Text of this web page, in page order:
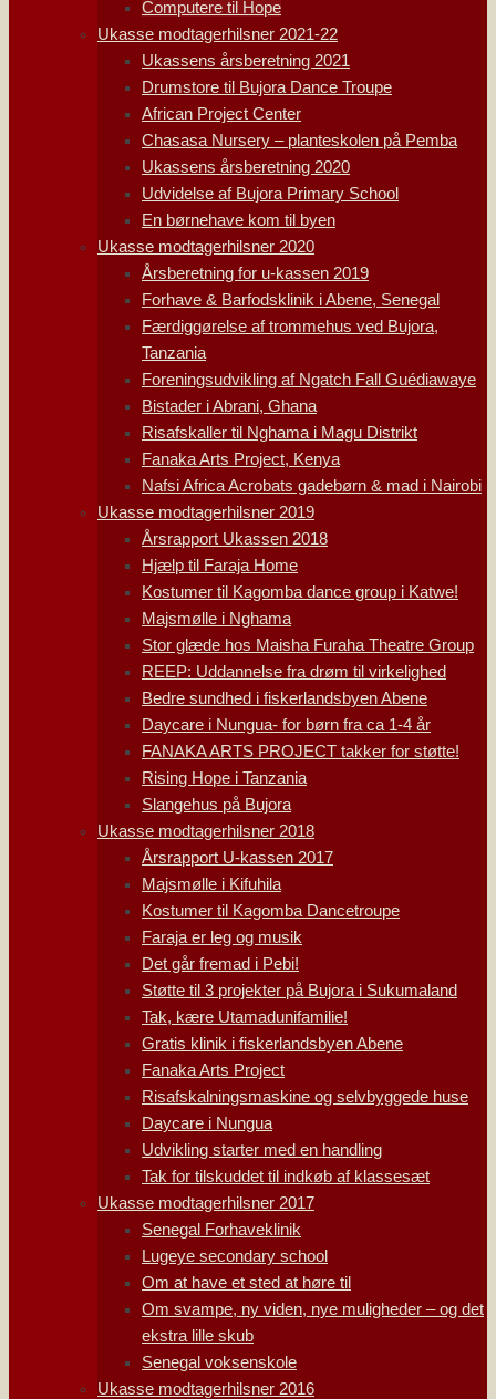
Computere til Hope
Ukasse modtagerhilsner 2021-22
Ukassens årsberetning 2021
Drumstore til Bujora Dance Troupe
African Project Center
Chasasa Nursery – planteskolen på Pemba
Ukassens årsberetning 2020
Udvidelse af Bujora Primary School
En børnehave kom til byen
Ukasse modtagerhilsner 2020
Årsberetning for u-kassen 2019
Forhave & Barfodsklinik i Abene, Senegal
Færdiggørelse af trommehus ved Bujora,
Tanzania
Foreningsudvikling af Ngatch Fall Guédiawaye
Bistader i Abrani, Ghana
Risafskaller til Nghama i Magu Distrikt
Fanaka Arts Project, Kenya
Nafsi Africa Acrobats gadebørn & mad i Nairobi
Ukasse modtagerhilsner 2019
Årsrapport Ukassen 2018
Hjælp til Faraja Home
Kostumer til Kagomba dance group i Katwe!
Majsmølle i Nghama
Stor glæde hos Maisha Furaha Theatre Group
REEP: Uddannelse fra drøm til virkelighed
Bedre sundhed i fiskerlandsbyen Abene
Daycare i Nungua- for børn fra ca 1-4 år
FANAKA ARTS PROJECT takker for støtte!
Rising Hope i Tanzania
Slangehus på Bujora
Ukasse modtagerhilsner 2018
Årsrapport U-kassen 2017
Majsmølle i Kifuhila
Kostumer til Kagomba Dancetroupe
Faraja er leg og musik
Det går fremad i Pebi!
Støtte til 3 projekter på Bujora i Sukumaland
Tak, kære Utamadunifamilie!
Gratis klinik i fiskerlandsbyen Abene
Fanaka Arts Project
Risafskalningsmaskine og selvbyggede huse
Daycare i Nungua
Udvikling starter med en handling
Tak for tilskuddet til indkøb af klassesæt
Ukasse modtagerhilsner 2017
Senegal Forhaveklinik
Lugeye secondary school
Om at have et sted at høre til
Om svampe, ny viden, nye muligheder – og det
ekstra lille skub
Senegal voksenskole
Ukasse modtagerhilsner 2016